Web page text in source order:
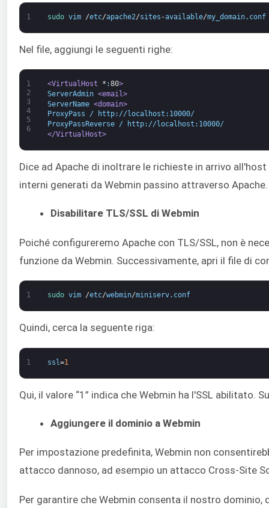
1 sudo vim /etc/apache2/sites -available/my_domain. conf
Nel file, aggiungi le seguenti righe:
1
2
3
4
5
6
<VirtualHost * :80>
ServerAdmin <email>
ServerName <domain>
ProxyPass / http://localhost:10000/
ProxyPassReverse / http://localhost:10000/
</VirtualHost>
Dice ad Apache di inoltrare le richieste in arrivo
interni generati da Webmin passino attraverso Apache.
Disabilitare TLS/SSL di Webmin
Poiché configureremo Apache con TLS/SSL, non è
funzione da Webmin. Successivamente, apri il file di
1 sudo vim /etc/webmin/miniserv. conf
Quindi, cerca la seguente riga:
1 ssl =1
Qui, il valore “1” indica che Webmin ha l'SSL abilitato.
Aggiungere il dominio a Webmin
Per impostazione predefinita, Webmin non
attacco dannoso, ad esempio un attacco Cross-Site
Per garantire che Webmin consenta il nostro